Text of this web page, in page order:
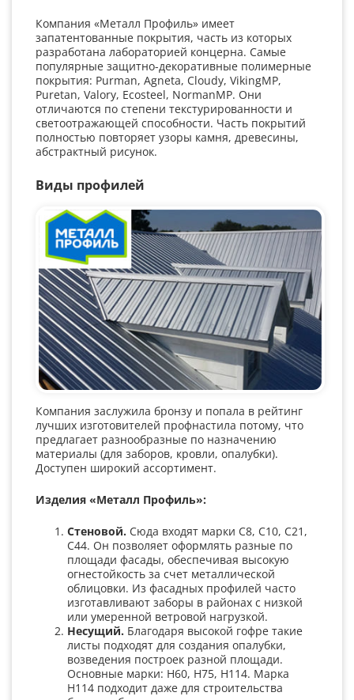
Компания «Металл Профиль» имеет
запатентованные покрытия, часть из которых
разработана лабораторией концерна. Самые
популярные защитно-декоративные полимерные
покрытия: Purman, Agneta, Cloudy, VikingMP,
Puretan, Valory, Ecosteel, NormanMP. Они
отличаются по степени текстурированности и
светоотражающей способности. Часть покрытий
полностью повторяет узоры камня, древесины,
абстрактный рисунок.
Виды профилей
Компания заслужила бронзу и попала в рейтинг
лучших изготовителей профнастила потому, что
предлагает разнообразные по назначению
материалы (для заборов, кровли, опалубки).
Доступен широкий ассортимент.
Изделия «Металл Профиль»:
Стеновой. Сюда входят марки С8, С10, С21,
С44. Он позволяет оформлять разные по
площади фасады, обеспечивая высокую
огнестойкость за счет металлической
облицовки. Из фасадных профилей часто
изготавливают заборы в районах с низкой
или умеренной ветровой нагрузкой.
Несущий. Благодаря высокой гофре такие
листы подходят для создания опалубки,
возведения построек разной площади.
Основные марки: Н60, Н75, Н114. Марка
Н114 подходит даже для строительства